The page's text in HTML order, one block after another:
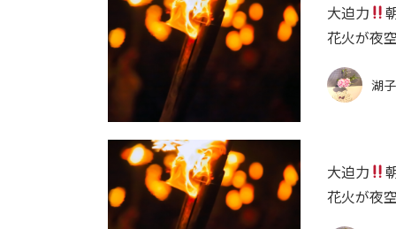
大迫力
花火が夜空
湖子
大迫力
花火が夜空